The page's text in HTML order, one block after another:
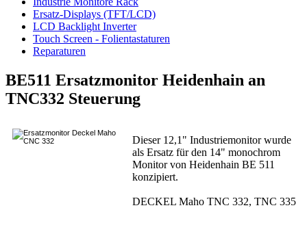
Ersatz-Displays (TFT/LCD)
LCD Backlight Inverter
Touch Screen - Folientastaturen
Reparaturen
BE511 Ersatzmonitor Heidenhain an
TNC332 Steuerung
Dieser 12,1" Industriemonitor wurde
als Ersatz für den 14" monochrom
Monitor von Heidenhain BE 511
konzipiert.
DECKEL Maho TNC 332, TNC 335